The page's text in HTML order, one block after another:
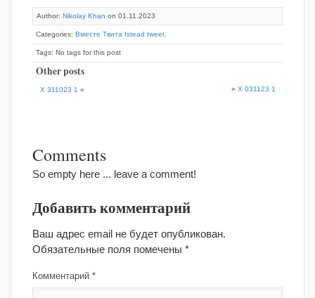
Author: Nikolay Khan on 01.11.2023
Categories: Вместе Твита Istead tweet.
Tags: No tags for this post
Other posts
X 311023 1 « » X 031123 1
Comments
So empty here ... leave a comment!
Добавить комментарий
Ваш адрес email не будет опубликован.
Обязательные поля помечены *
Комментарий *